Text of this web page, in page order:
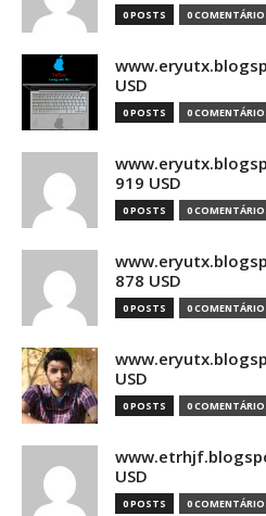
0 POSTS 0
USD
0 POSTS 0
919 USD
0 POSTS 0
878 USD
0 POSTS 0
USD
0 POSTS 0
USD
0 POSTS 0